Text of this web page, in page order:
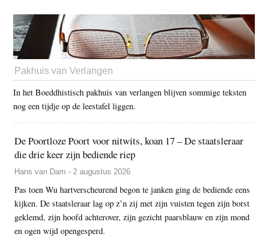
Pakhuis van Verlangen
In het Boeddhistisch pakhuis van verlangen blijven sommige teksten
nog een tijdje op de leestafel liggen.
De Poortloze Poort voor nitwits, koan 17 – De staatsleraar
die drie keer zijn bediende riep
Hans van Dam - 2 augustus 2026
Pas toen Wu hartverscheurend begon te janken ging de bediende eens
kijken. De staatsleraar lag op z’n zij met zijn vuisten tegen zijn borst
geklemd, zijn hoofd achterover, zijn gezicht paarsblauw en zijn mond
en ogen wijd opengesperd.